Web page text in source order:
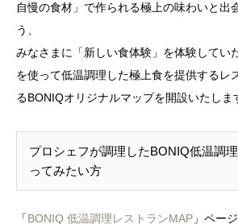
自慢の食材」で作られる極上の味わいと出
う、
みなさまに「新しい食体験」を体験してい
を使って低温調理した極上食を提供するレ
るBONIQオリジナルマップを開設いたしま
プロシェフが調理したBONIQ低温調
ってみたい方
「BONIQ 低温調理レストランMAP 」ペー